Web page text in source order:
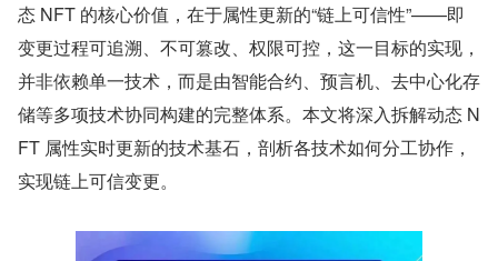
态 NFT 的核心价值，在于属性更新的“链上可信性”——即
变更过程可追溯、不可篡改、权限可控，这一目标的实现，
并非依赖单一技术，而是由智能合约、预言机、去中心化存
储等多项技术协同构建的完整体系。本文将深入拆解动态 N
FT 属性实时更新的技术基石，剖析各技术如何分工协作，
实现链上可信变更。